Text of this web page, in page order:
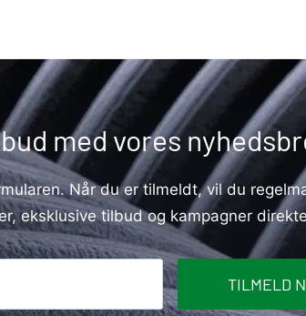
med vores
Når du er tilmeldt, vil du
eksklusive tilbud og kampagner
TILMELD